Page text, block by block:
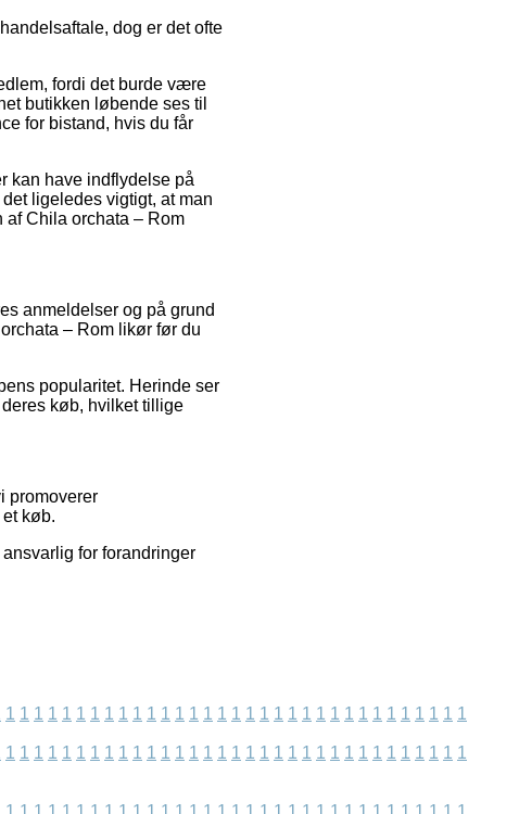
dog er det ofte
fordi det burde være
butikken løbende ses til
for bistand, hvis du får
kan have indflydelse på
ligeledes vigtigt, at man
af Chila orchata – Rom
anmeldelser og på grund
– Rom likør før du
popularitet. Herinde ser
køb, hvilket tillige
promoverer
køb.
for forandringer
1 1 1 1 1 1 1 1 1 1 1 1 1 1 1 1 1 1 1 1 1 1 1 1 1 1 1 1 1 1 1 1 1
1 1 1 1 1 1 1 1 1 1 1 1 1 1 1 1 1 1 1 1 1 1 1 1 1 1 1 1 1 1 1 1 1